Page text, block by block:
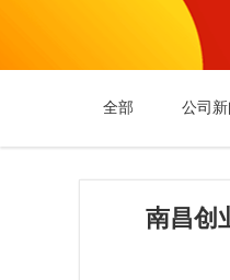
全部 公司新
南昌创